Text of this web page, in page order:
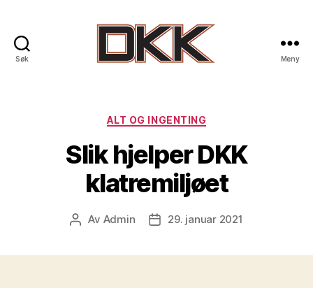
Søk
Klatreklubb
Meny
Kategorier
ALT OG INGENTING
Slik hjelper DKK
klatremiljøet
Innleggsforfatter
Av Admin Publiseringsdato
29. januar 2021